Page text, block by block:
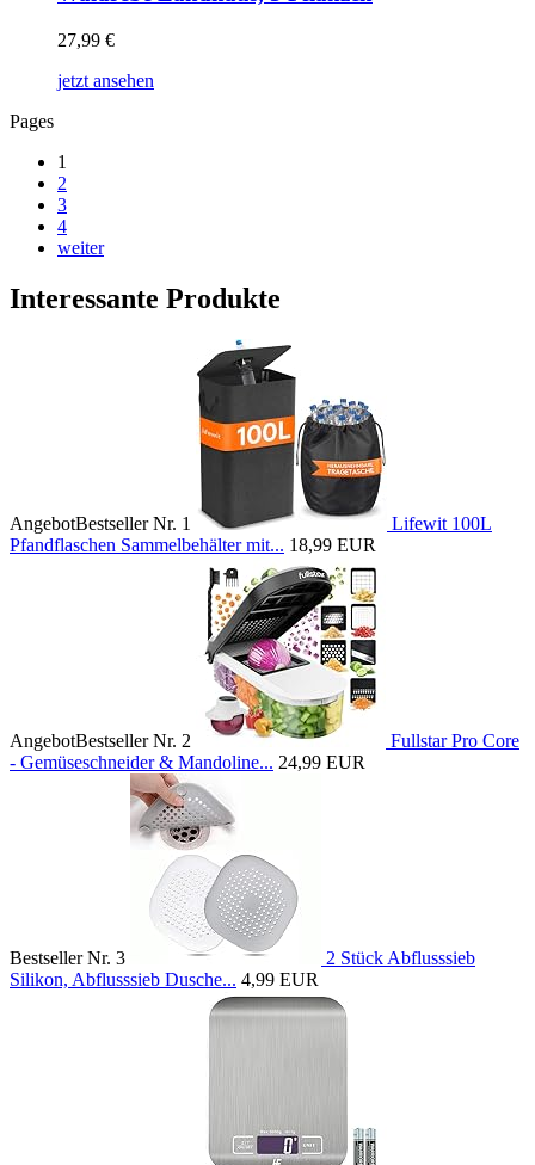
27,99 €
jetzt ansehen
Pages
1
2
3
4
weiter
Interessante Produkte
AngebotBestseller Nr. 1
Lifewit 100L
Pfandflaschen Sammelbehälter mit... 18,99 EUR
AngebotBestseller Nr. 2
Fullstar Pro Core
- Gemüseschneider & Mandoline... 24,99 EUR
Bestseller Nr. 3
2 Stück Abflusssieb
Silikon, Abflusssieb Dusche... 4,99 EUR